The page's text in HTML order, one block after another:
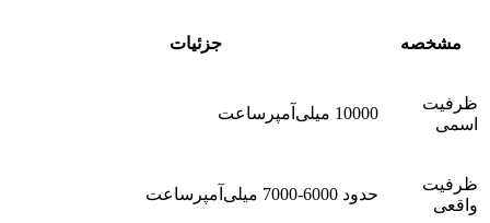
مشخصه جزئیات
ظرفیت
اسمی
10000 میلی‌آمپرساعت
ظرفیت
واقعی
حدود 6000-7000 میلی‌آمپرساعت